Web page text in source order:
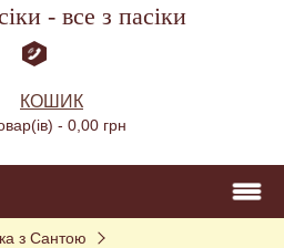
- все з пасіки
КОШИК
- 0,00 грн
з Сантою